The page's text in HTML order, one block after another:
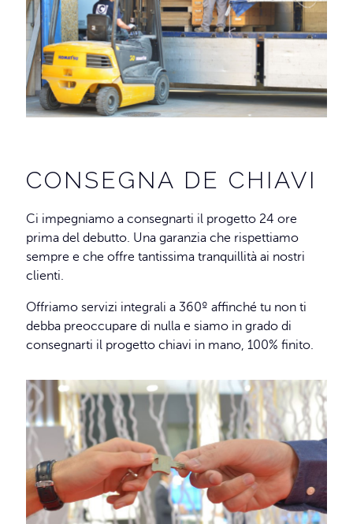
CONSEGNA DE CHIAVI
Ci impegniamo a consegnarti il progetto 24 ore
prima del debutto. Una garanzia che rispettiamo
sempre e che offre tantissima tranquillità ai nostri
clienti.
Offriamo servizi integrali a 360º affinché tu non ti
debba preoccupare di nulla e siamo in grado di
consegnarti il progetto chiavi in mano, 100% finito.